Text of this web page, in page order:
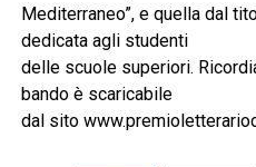
Mediterraneo”, e quella dal
dedicata agli studenti
delle scuole superiori.
bando è scaricabile
dal sito